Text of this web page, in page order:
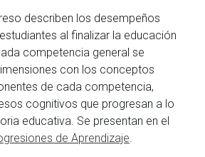
describen los desempeños
al finalizar la educación
competencia general se
con los conceptos
de cada competencia,
cognitivos que progresan a lo
educativa. Se presentan en el
de Aprendizaje.